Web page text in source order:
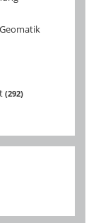
292